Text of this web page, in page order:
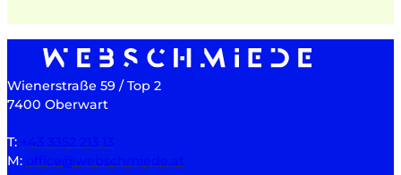
Wienerstraße 59 / Top 2
7400 Oberwart
T:
M: